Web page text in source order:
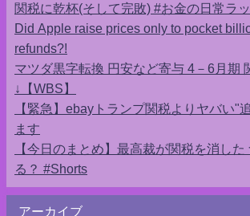
関税に乾杯(そして完敗) #お金の日常ラ
Did Apple raise prices only to pocket
refunds?!
マツダ黒字転換 円安など寄与 4－6月期
↓【WBS】
【緊急】ebayトランプ関税よりヤバい"
ます
【今日のまとめ】最高裁が関税を消した
る？ #Shorts
アーカイブ